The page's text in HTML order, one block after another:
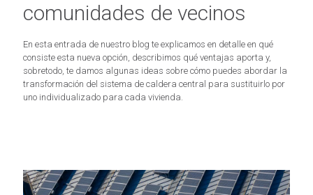
comunidades de vecinos
En esta entrada de nuestro blog te explicamos en detalle en qué
consiste esta nueva opción, describimos qué ventajas aporta y,
sobretodo, te damos algunas ideas sobre cómo puedes abordar la
transformación del sistema de caldera central para sustituirlo por
uno individualizado para cada vivienda.